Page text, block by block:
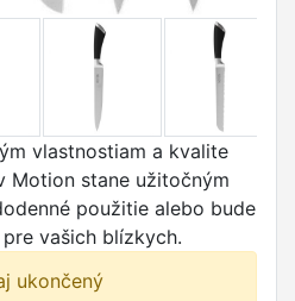
vlastnostiam a kvalite
Motion stane užitočným
použitie alebo bude
vašich blízkych.
ukončený